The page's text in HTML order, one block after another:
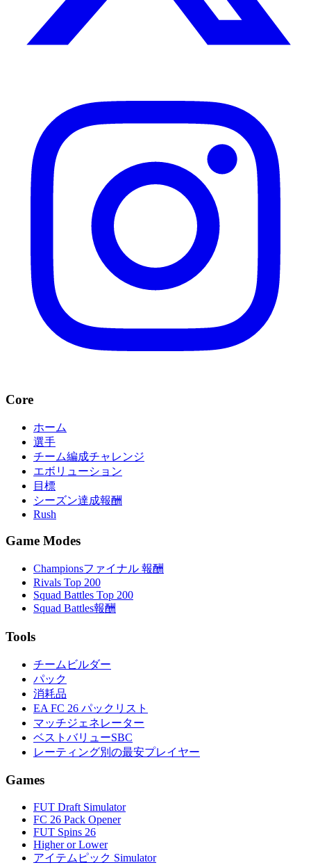
Core
ホーム
選手
チーム編成チャレンジ
エボリューション
目標
シーズン達成報酬
Rush
Game Modes
Championsファイナル 報酬
Rivals Top 200
Squad Battles Top 200
Squad Battles報酬
Tools
チームビルダー
パック
消耗品
EA FC 26 パックリスト
マッチジェネレーター
ベストバリューSBC
レーティング別の最安プレイヤー
Games
FUT Draft Simulator
FC 26 Pack Opener
FUT Spins 26
Higher or Lower
アイテムピック Simulator